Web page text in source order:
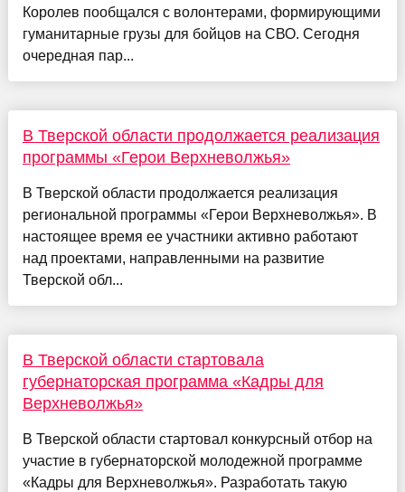
Королев пообщался с волонтерами, формирующими
гуманитарные грузы для бойцов на СВО. Сегодня
очередная пар...
В Тверской области продолжается реализация
программы «Герои Верхневолжья»
В Тверской области продолжается реализация
региональной программы «Герои Верхневолжья». В
настоящее время ее участники активно работают
над проектами, направленными на развитие
Тверской обл...
В Тверской области стартовала
губернаторская программа «Кадры для
Верхневолжья»
В Тверской области стартовал конкурсный отбор на
участие в губернаторской молодежной программе
«Кадры для Верхневолжья». Разработать такую